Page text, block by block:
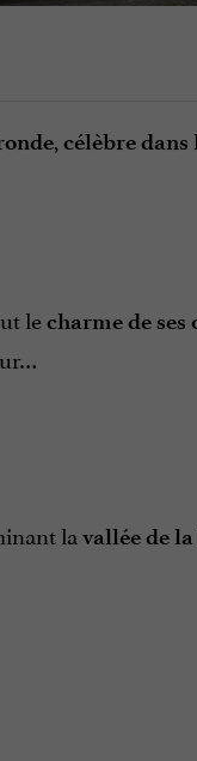
, célèbre
lecharme de ses
la vallée de